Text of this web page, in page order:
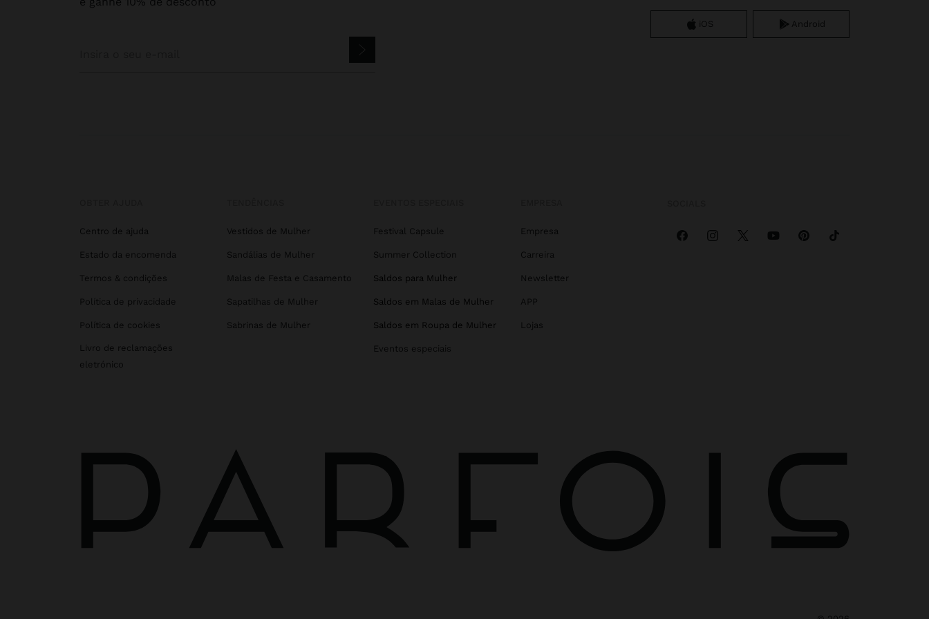
iOS Android
Centro de ajuda
Estado da encomenda
Termos & condições
Política de privacidade
Política de cookies
Livro de reclamações
eletrónico
Vestidos de Mulher
Sandálias de Mulher
Malas de Festa e Casamento
Sapatilhas de Mulher
Sabrinas de Mulher
Festival Capsule
Summer Collection
Saldos para Mulher
Saldos em Malas de Mulher
Saldos em Roupa de Mulher
Eventos especiais
Empresa
Carreira
Newsletter
APP
Lojas